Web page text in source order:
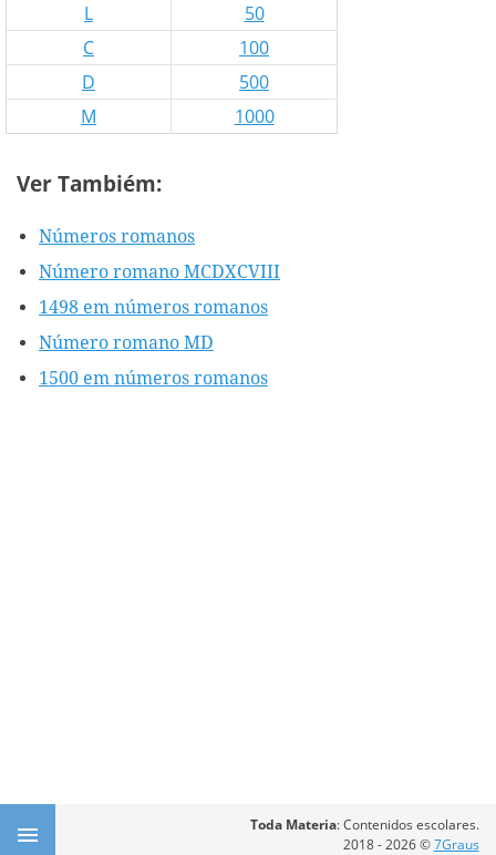
L
50
C
100
D
500
M
1000
Ver Tambiém:
Números romanos
Número romano MCDXCVIII
1498 em números romanos
Número romano MD
1500 em números romanos
Toda Materia: Contenidos escolares.
2018 - 2026 ©7Graus